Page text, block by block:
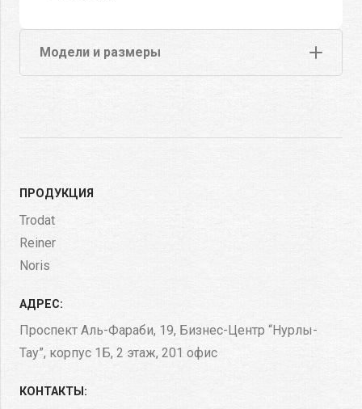
Модели и размеры
ПРОДУКЦИЯ
Trodat
Reiner
Noris
АДРЕС:
Проспект Аль-Фараби, 19, Бизнес-Центр “Нурлы-
Тау”, корпус 1Б​, 2 этаж, 201 офис
КОНТАКТЫ: